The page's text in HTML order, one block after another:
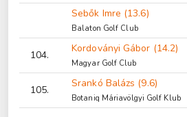
Sebők Imre (13.6)
Balaton Golf Club
104.
Kordoványi Gábor (14.2)
Magyar Golf Club
105.
Srankó Balázs (9.6)
Botaniq Máriavölgyi Golf Klub